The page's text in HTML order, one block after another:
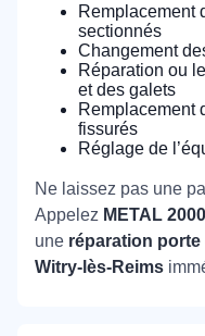
Remplacement
sectionnés
Changement
Réparation ou
et des galets
Remplacement
fissurés
Réglage de
Ne laissez pas une
Appelez METAL 2000
une réparation
Witry-lès-Reims